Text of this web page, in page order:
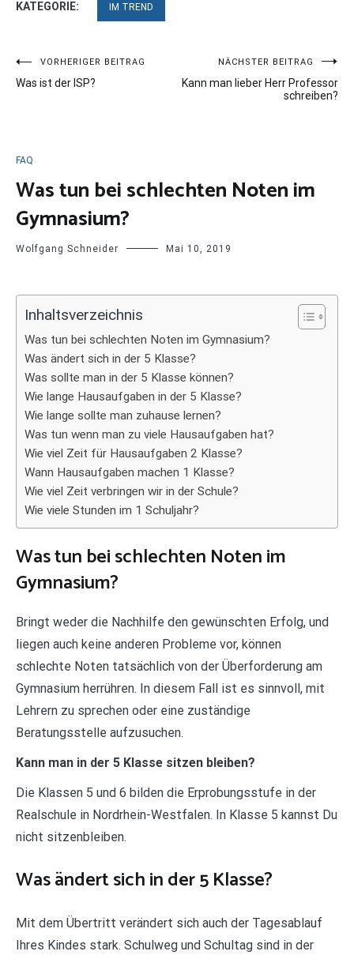
KATEGORIE: IM TREND
Beitragsnavigation
VORHERIGER BEITRAG
Was ist der ISP?
NÄCHSTER BEITRAG
Kann man lieber Herr Professor
schreiben?
FAQ
Was tun bei schlechten Noten im
Gymnasium?
Wolfgang Schneider Mai 10, 2019
Inhaltsverzeichnis
Was tun bei schlechten Noten im Gymnasium?
Was ändert sich in der 5 Klasse?
Was sollte man in der 5 Klasse können?
Wie lange Hausaufgaben in der 5 Klasse?
Wie lange sollte man zuhause lernen?
Was tun wenn man zu viele Hausaufgaben hat?
Wie viel Zeit für Hausaufgaben 2 Klasse?
Wann Hausaufgaben machen 1 Klasse?
Wie viel Zeit verbringen wir in der Schule?
Wie viele Stunden im 1 Schuljahr?
Was tun bei schlechten Noten im
Gymnasium?
Bringt weder die Nachhilfe den gewünschten Erfolg, und
liegen auch keine anderen Probleme vor, können
schlechte Noten tatsächlich von der Überforderung am
Gymnasium herrühren. In diesem Fall ist es sinnvoll, mit
Lehrern zu sprechen oder eine zuständige
Beratungsstelle aufzusuchen.
Kann man in der 5 Klasse sitzen bleiben?
Die Klassen 5 und 6 bilden die Erprobungsstufe in der
Realschule in Nordrhein-Westfalen. In Klasse 5 kannst Du
nicht sitzenbleiben.
Was ändert sich in der 5 Klasse?
Mit dem Übertritt verändert sich auch der Tagesablauf
Ihres Kindes stark. Schulweg und Schultag sind in der